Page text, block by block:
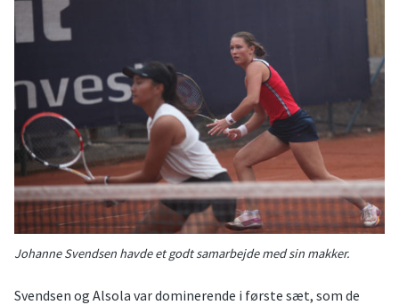
Johanne Svendsen havde et godt samarbejde med sin makker.
Svendsen og Alsola var dominerende i første sæt, som de